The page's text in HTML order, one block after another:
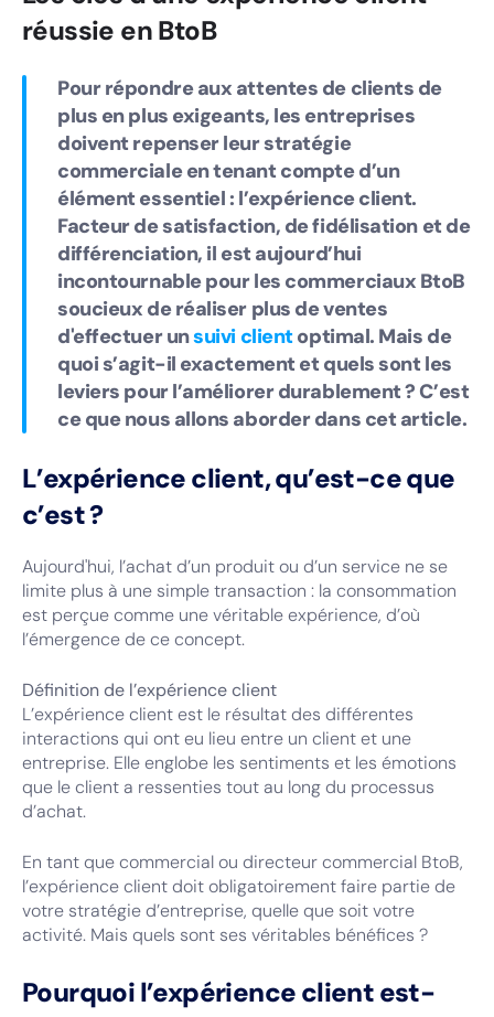
réussie en BtoB
Pour répondre aux attentes de clients de
plus en plus exigeants, les entreprises
doivent repenser leur stratégie
commerciale en tenant compte d’un
élément essentiel : l’expérience client.
Facteur de satisfaction, de fidélisation et de
différenciation, il est aujourd’hui
incontournable pour les commerciaux BtoB
soucieux de réaliser plus de ventes
d'effectuer unsuivi clientoptimal. Mais de
quoi s’agit-il exactement et quels sont les
leviers pour l’améliorer durablement ? C’est
ce que nous allons aborder dans cet article.
L’expérience client, qu’est-ce que
c’est ?
Aujourd'hui, l’achat d’un produit ou d’un service ne se
limite plus à une simple transaction : la consommation
est perçue comme une véritable expérience, d’où
l’émergence de ce concept.
Définition de l’expérience client
L’expérience client est le résultat des différentes
interactions qui ont eu lieu entre un client et une
entreprise. Elle englobe les sentiments et les émotions
que le client a ressenties tout au long du processus
d’achat.
En tant que commercial ou directeur commercial BtoB,
l’expérience client doit obligatoirement faire partie de
votre stratégie d’entreprise, quelle que soit votre
activité. Mais quels sont ses véritables bénéfices ?
Pourquoi l’expérience client est-